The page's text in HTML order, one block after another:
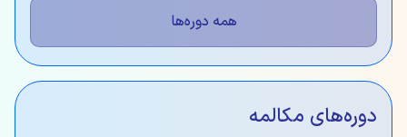
همه دوره‌ها
دوره‌های مکالمه